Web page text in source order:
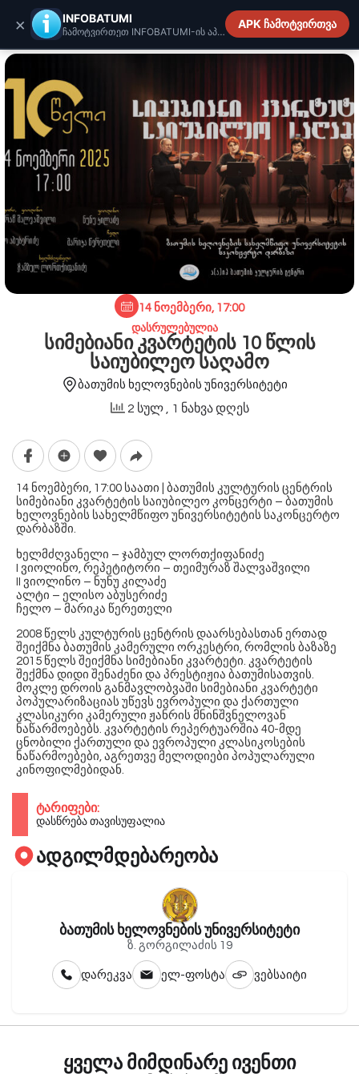
INFOBATUMI.GE
14 ნოემბერი, 17:00
დასრულებულია
სიმებიანი კვარტეტის 10 წლის
საიუბილეო საღამო
ბათუმის ხელოვნების უნივერსიტეტი
2 სულ , 1 ნახვა დღეს
14 ნოემბერი, 17:00 საათი | ბათუმის კულტურის ცენტრის
სიმებიანი კვარტეტის საიუბილეო კონცერტი – ბათუმის
ხელოვნების სახელმწიფო უნივერსიტეტის საკონცერტო
დარბაზში.
ხელმძღვანელი – ჯამბულ ლორთქიფანიძე
I ვიოლინო, რეპეტიტორი – თეიმურაზ შალვაშვილი
II ვიოლინო – ნუნუ კილაძე
ალტი – ელისო აბუსერიძე
ჩელო – მარიკა წერეთელი
2008 წელს კულტურის ცენტრის დაარსებასთან ერთად
შეიქმნა ბათუმის კამერული ორკესტრი, რომლის ბაზაზე
2015 წელს შეიქმნა სიმებიანი კვარტეტი. კვარტეტის
შექმნა დიდი შენაძენი და პრესტიჟია ბათუმისათვის.
მოკლე დროის განმავლობვაში სიმებიანი კვარტეტი
პოპულარიზაციას უწევს ევროპული და ქართული
კლასიკური კამერული ჟანრის მნინშვნელოვან
ნაწარმოებებს. კვარტეტის რეპერტუარშია 40-მდე
ცნობილი ქართული და ევროპული კლასიკოსების
ნაწარმოებები, აგრეთვე მელოდიები პოპულარული
კინოფილმებიდან.
ტარიფები:
დასწრება თავისუფალია
ადგილმდებარეობა
ბათუმის ხელოვნების უნივერსიტეტი
ზ. გორგილაძის 19
დარეკვა ელ-ფოსტა ვებსაიტი
ყველა მიმდინარე ივენთი
× INFOBATUMI
ჩამოტვირთეთ INFOBATUMI-ის აპლიკაცია
APK ჩამოტვირთვა